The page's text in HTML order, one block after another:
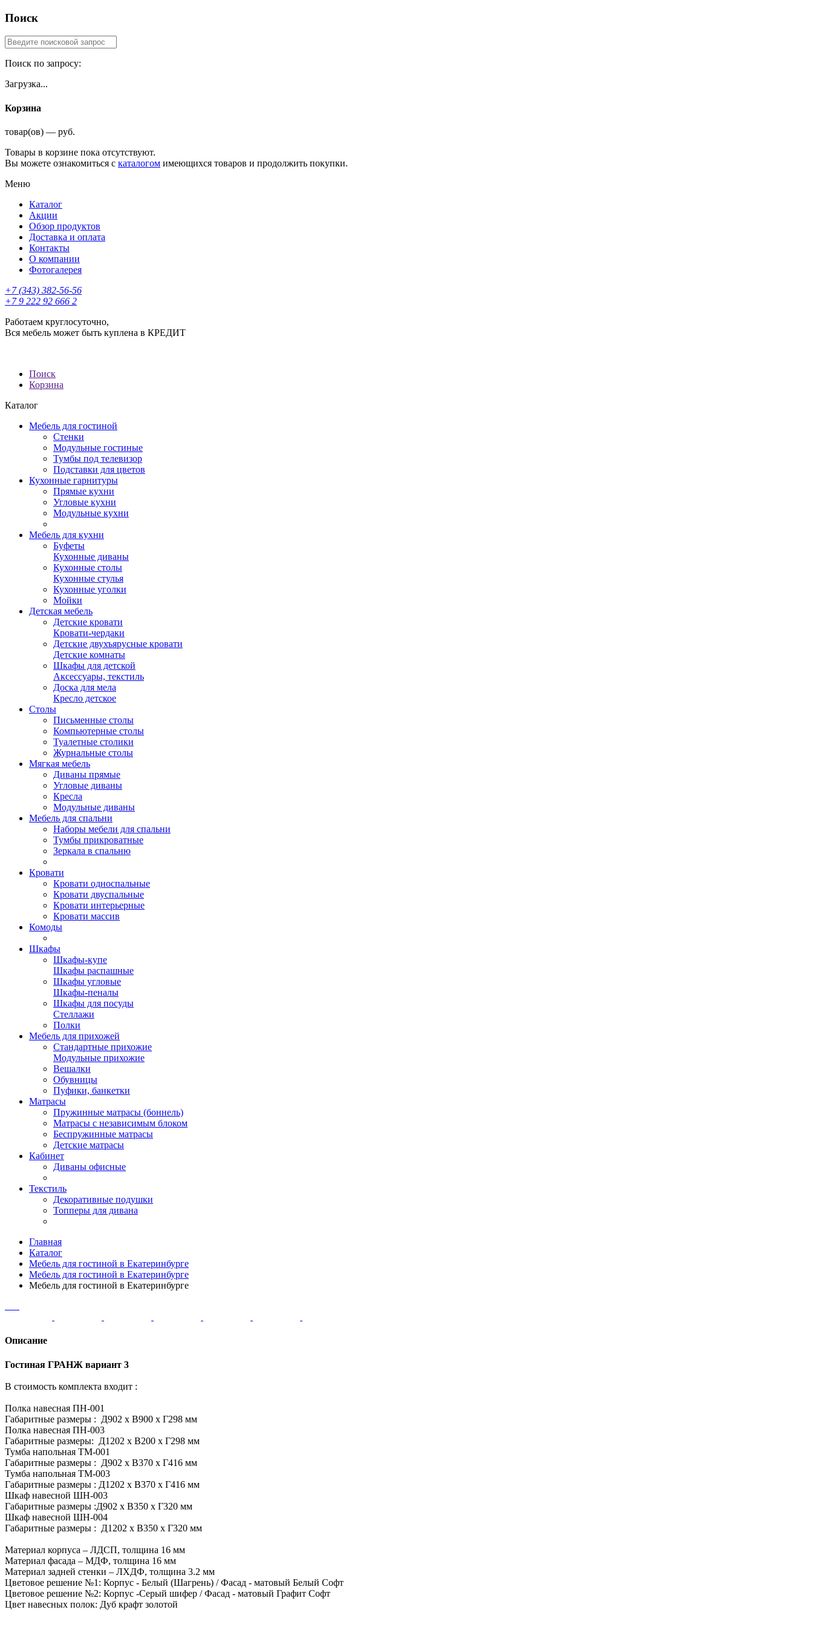
Поиск
Поиск по запросу:
Загрузка...
Корзина
товар(ов) — руб.
Товары в корзине пока отсутствуют.
Вы можете ознакомиться с каталогом имеющихся товаров и продолжить покупки.
Меню
Каталог
Акции
Обзор продуктов
Доставка и оплата
Контакты
О компании
Фотогалерея
+7 (343) 382-56-56
+7 9 222 92 666 2
Работаем круглосуточно,
Вся мебель может быть куплена в КРЕДИТ
Поиск
Корзина
Каталог
Мебель для гостиной
Стенки
Модульные гостиные
Тумбы под телевизор
Подставки для цветов
Кухонные гарнитуры
Прямые кухни
Угловые кухни
Модульные кухни
Мебель для кухни
Буфеты
Кухонные диваны
Кухонные столы
Кухонные стулья
Кухонные уголки
Мойки
Детская мебель
Детские кровати
Кровати-чердаки
Детские двухъярусные кровати
Детские комнаты
Шкафы для детской
Аксессуары, текстиль
Доска для мела
Кресло детское
Столы
Письменные столы
Компьютерные столы
Туалетные столики
Журнальные столы
Мягкая мебель
Диваны прямые
Угловые диваны
Кресла
Модульные диваны
Мебель для спальни
Наборы мебели для спальни
Тумбы прикроватные
Зеркала в спальню
Кровати
Кровати односпальные
Кровати двуспальные
Кровати интерьерные
Кровати массив
Комоды
Шкафы
Шкафы-купе
Шкафы распашные
Шкафы угловые
Шкафы-пеналы
Шкафы для посуды
Стеллажи
Полки
Мебель для прихожей
Стандартные прихожие
Модульные прихожие
Вешалки
Обувницы
Пуфики, банкетки
Матрасы
Пружинные матрасы (боннель)
Матрасы с независимым блоком
Беспружинные матрасы
Детские матрасы
Кабинет
Диваны офисные
Текстиль
Декоративные подушки
Топперы для дивана
Главная
Каталог
Мебель для гостиной в Екатеринбурге
Мебель для гостиной в Екатеринбурге
Мебель для гостиной в Екатеринбурге
Описание
Гостиная ГРАНЖ вариант 3
В стоимость комплекта входит :
Полка навесная ПН-001
Габаритные размеры : Д902 х В900 х Г298 мм
Полка навесная ПН-003
Габаритные размеры: Д1202 х В200 х Г298 мм
Тумба напольная ТМ-001
Габаритные размеры : Д902 х В370 х Г416 мм
Тумба напольная ТМ-003
Габаритные размеры : Д1202 х В370 х Г416 мм
Шкаф навесной ШН-003
Габаритные размеры :Д902 х В350 х Г320 мм
Шкаф навесной ШН-004
Габаритные размеры : Д1202 х В350 х Г320 мм
Материал корпуса – ЛДСП, толщина 16 мм
Материал фасада – МДФ, толщина 16 мм
Материал задней стенки – ЛХДФ, толщина 3.2 мм
Цветовое решение №1: Корпус - Белый (Шагрень) / Фасад - матовый Белый Софт
Цветовое решение №2: Корпус -Серый шифер / Фасад - матовый Графит Софт
Цвет навесных полок: Дуб крафт золотой